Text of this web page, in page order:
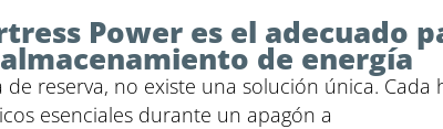
Power es el adecuado
de energía
reserva, no existe una solución única.
esenciales durante un apagón a